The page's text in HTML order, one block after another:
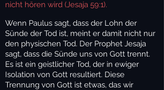
nicht hören wird (Jesaja 59:1).
Wenn Paulus sagt, dass der Lohn der
Sünde der Tod ist, meint er damit nicht nur
den physischen Tod. Der Prophet Jesaja
sagt, dass die Sünde uns von Gott trennt.
Es ist ein geistlicher Tod, der in ewiger
Isolation von Gott resultiert. Diese
Trennung von Gott ist etwas, das wir